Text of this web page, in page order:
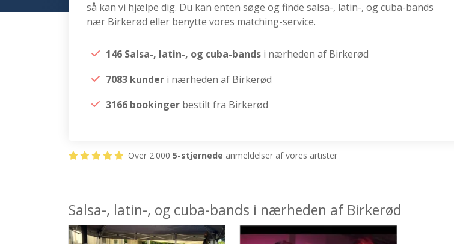
så kan vi hjælpe dig. Du kan enten søge og finde salsa-, latin-, og cuba-bands
nær Birkerød eller benytte vores matching-service.
146 Salsa-, latin-, og cuba-bands i nærheden af Birkerød
7083 kunder i nærheden af Birkerød
3166 bookinger bestilt fra Birkerød
Over 2.000 5-stjernede anmeldelser af vores artister
Salsa-, latin-, og cuba-bands i nærheden af Birkerød